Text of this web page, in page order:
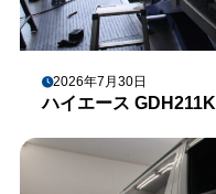
2026年7月30日
ハイエース